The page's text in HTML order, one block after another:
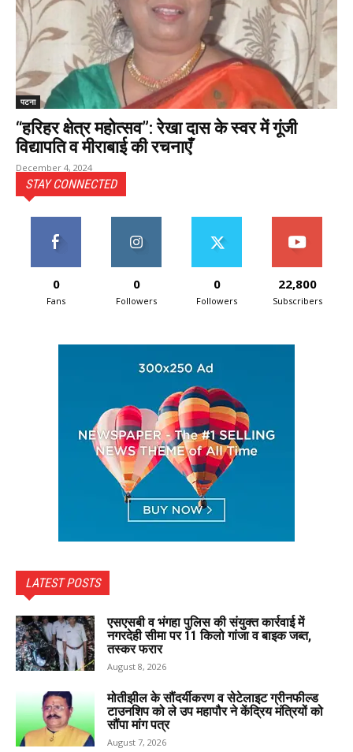
पटना
“हरिहर क्षेत्र महोत्सव”: रेखा दास के स्वर में गूंजी
विद्यापति व मीराबाई की रचनाएँ
December 4, 2024
STAY CONNECTED
0
Fans
0
Followers
0
Followers
22,800
Subscribers
LATEST POSTS
एसएसबी व भंगहा पुलिस की संयुक्त कार्रवाई में
नगरदेही सीमा पर 11 किलो गांजा व बाइक जब्त,
तस्कर फरार
August 8, 2026
मोतीझील के सौंदर्यीकरण व सेटेलाइट ग्रीनफील्ड
टाउनशिप को ले उप महापौर ने केंद्रिय मंत्रियों को
सौंपा मांग पत्र
August 7, 2026